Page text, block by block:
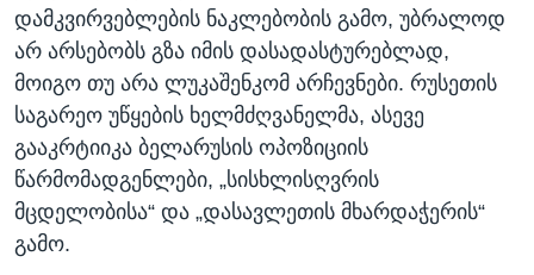
დამკვირვებლების ნაკლებობის გამო, უბრალოდ
არ არსებობს გზა იმის დასადასტურებლად,
მოიგო თუ არა ლუკაშენკომ არჩევნები. რუსეთის
საგარეო უწყების ხელმძღვანელმა, ასევე
გააკრტიიკა ბელარუსის ოპოზიციის
წარმომადგენლები, „სისხლისღვრის
მცდელობისა“ და „დასავლეთის მხარდაჭერის“
გამო.